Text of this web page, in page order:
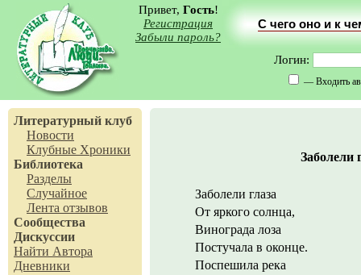
Привет, Гость!
Регистрация
Забыли пароль?
С чего оно и к
Логин:
— Входить
Литературный клуб
Новости
Клубные Хроники
Библиотека
Разделы
Случайное
Лента отзывов
Сообщества
Дискуссии
Найти Автора
Дневники
Заболели
Заболели глаза
От яркого солнца,
Винограда лоза
Постучала в оконце.
Поспешила река